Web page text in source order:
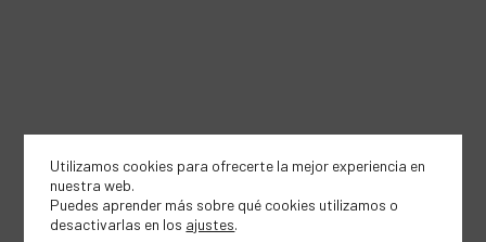
Utilizamos cookies para ofrecerte la mejor experiencia en
nuestra web.
Puedes aprender más sobre qué cookies utilizamos o
desactivarlas en los ajustes.